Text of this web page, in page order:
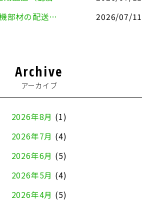
2026年7月9日電機部材の配送（横浜市戸塚区⇒品川区）
2026/07/11
Archive
アーカイブ
2026年8月 (1)
2026年7月 (4)
2026年6月 (5)
2026年5月 (4)
2026年4月 (5)